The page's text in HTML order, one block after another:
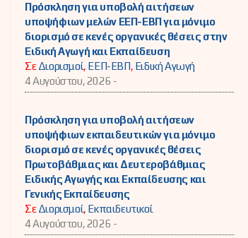
Πρόσκληση για υποβολή αιτήσεων
υποψήφιων μελών ΕΕΠ-ΕΒΠ για μόνιμο
διορισμό σε κενές οργανικές θέσεις στην
Ειδική Αγωγή και Εκπαίδευση
ΣεΔιορισμοί, ΕΕΠ-ΕΒΠ, Ειδική Αγωγή
4 Αυγούστου, 2026 -
Πρόσκληση για υποβολή αιτήσεων
υποψήφιων εκπαιδευτικών για μόνιμο
διορισμό σε κενές οργανικές θέσεις
Πρωτοβάθμιας και Δευτεροβάθμιας
Ειδικής Αγωγής και Εκπαίδευσης και
Γενικής Εκπαίδευσης
ΣεΔιορισμοί, Εκπαιδευτικοί
4 Αυγούστου, 2026 -